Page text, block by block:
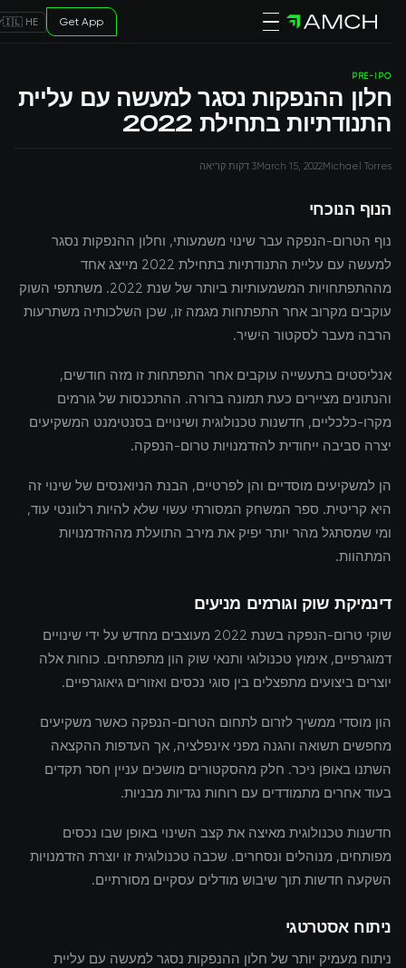
🇮🇱 HE Get App
PRE-IPO
חלון ההנפקות נסגר למעשה עם עליית
התנודתיות בתחילת 2022
Michael Torres
March 15, 20223 דקות קריאה
הנוף הנוכחי
נוף הטרום-הנפקה עבר שינוי משמעותי, וחלון ההנפקות נסגר
למעשה עם עליית התנודתיות בתחילת 2022 מייצג אחד
מההתפתחויות המשמעותיות ביותר של שנת 2022. משתתפי השוק
עוקבים מקרוב אחר התפתחות מגמה זו, שכן השלכותיה משתרעות
הרבה מעבר לסקטור הישיר.
אנליסטים בתעשייה עוקבים אחר התפתחות זו מזה חודשים,
והנתונים מציירים כעת תמונה ברורה. ההתכנסות של גורמים
מקרו-כלכליים, חדשנות טכנולוגית ושינויים בסנטימנט המשקיעים
יצרה סביבה ייחודית להזדמנויות טרום-הנפקה.
הן למשקיעים מוסדיים והן לפרטיים, הבנת הניואנסים של שינוי זה
היא קריטית. ספר המשחק המסורתי עשוי שלא להיות רלוונטי עוד,
ומי שמסתגל מהר יותר יפיק את מירב התועלת מההזדמנויות
המתהוות.
דינמיקת שוק וגורמים מניעים
שוקי טרום-הנפקה בשנת 2022 מעוצבים מחדש על ידי שינויים
דמוגרפיים, אימוץ טכנולוגי ותנאי שוק הון מתפתחים. כוחות אלה
יוצרים ביצועים מתפצלים בין סוגי נכסים ואזורים גיאוגרפיים.
הון מוסדי ממשיך לזרום לתחום הטרום-הנפקה כאשר משקיעים
מחפשים תשואה והגנה מפני אינפלציה, אך העדפות ההקצאה
השתנו באופן ניכר. חלק מהסקטורים מושכים עניין חסר תקדים
בעוד אחרים מתמודדים עם רוחות נגדיות מבניות.
חדשנות טכנולוגית מאיצה את קצב השינוי באופן שבו נכסים
מפותחים, מנוהלים ונסחרים. שכבה טכנולוגית זו יוצרת הזדמנויות
השקעה חדשות תוך שיבוש מודלים עסקיים מסורתיים.
ניתוח אסטרטגי
ניתוח מעמיק יותר של חלון ההנפקות נסגר למעשה עם עליית